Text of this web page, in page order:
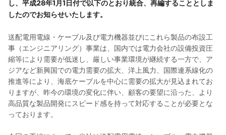
し、平成28年1月1日付で以下のとおり統合、再編することとしま
したのでお知らせいたします。
送配電用電線・ケーブル及び電力機器並びにこれら製品の布設工
事（エンジニアリング）事業は、国内では電力会社の設備投資圧
縮等により需要が低迷し、厳しい事業環境が継続する一方で、ア
ジアなど新興国での電力需要の拡大、洋上風力、国際連系線化の
推進等により、海底ケーブルを中心に需要の拡大が見込まれてお
りますが、昨今の環境の変化に伴い、顧客の要望に沿った、より
高品質な製品開発にスピード感を持って対応することが必要とな
っております。